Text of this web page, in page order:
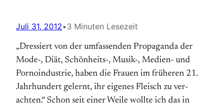
Juli 31, 2012•3 Minuten Lesezeit
„Dressiert von der umfassenden Propaganda der
Mode-, Diät, Schönheits-, Musik-, Medien- und
Porno­industrie, haben die Frauen im früheren 21.
Jahr­hundert gelernt, ihr eigenes Fleisch zu ver­
achten.“ Schon seit einer Weile wollte ich das in